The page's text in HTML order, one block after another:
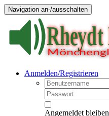
Navigation an-/ausschalten
Anmelden/Registrieren
Angemeldet bleiben